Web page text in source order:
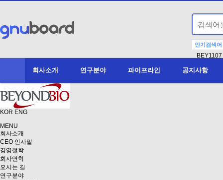
인기검색어
BEY1107
회사소개 연구분야 파이프라인 공지사항
KOR ENG
MENU
회사소개
CEO 인사말
경영철학
회사연혁
오시는 길
연구분야